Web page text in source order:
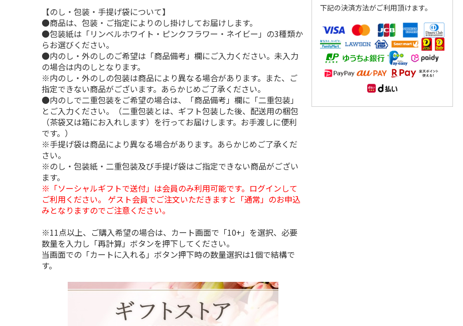
【のし・包装・手提げ袋について】
●商品は、包装・ご指定によりのし掛けしてお届けします。
●包装紙は「リンベルホワイト・ピンクフラワー・ネイビー」の3種類か
らお選びください。
●内のし・外のしのご希望は「商品備考」欄にご入力ください。未入力
の場合は内のしとなります。
※内のし・外のしの包装は商品により異なる場合があります。また、ご
指定できない商品がございます。あらかじめご了承ください。
●内のしで二重包装をご希望の場合は、「商品備考」欄に「二重包装」
とご入力ください。（二重包装とは、ギフト包装した後、配送用の梱包
（茶袋又は箱にお入れします）を行ってお届けします。お手渡しに便利
です。）
※手提げ袋は商品により異なる場合があります。あらかじめご了承くだ
さい。
※のし・包装紙・二重包装及び手提げ袋はご指定できない商品がござい
ます。
※「ソーシャルギフトで送付」は会員のみ利用可能です。ログインして
ご利用ください。 ゲスト会員でご注文いただきますと「通常」のお申込
みとなりますのでご注意ください。
※11点以上、ご購入希望の場合は、カート画面で「10+」を選択、必要
数量を入力し「再計算」ボタンを押下してください。
当画面での「カートに入れる」ボタン押下時の数量選択は1個で結構で
す。
下記の決済方法がご利用頂けます。